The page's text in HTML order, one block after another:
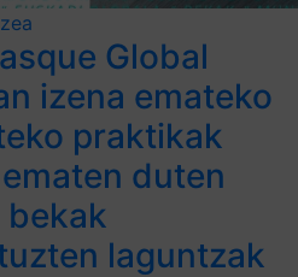
Global
izena emateko
praktikak
duten
bekak
laguntzak